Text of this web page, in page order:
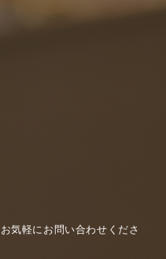
気軽にお問い合わせくださ